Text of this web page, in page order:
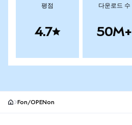
평점
4.7
다운로드 수
50M+
Fon/OPENon